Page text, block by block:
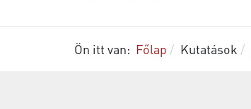
Ön itt van: Főlap Kutatások